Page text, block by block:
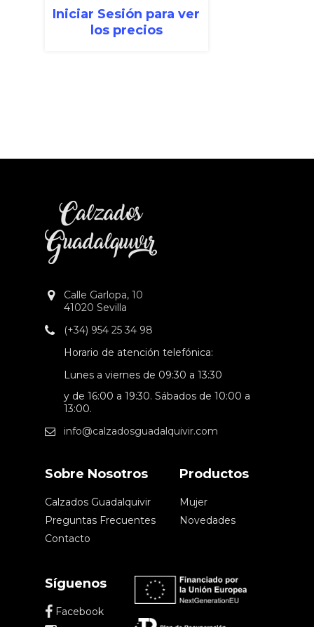
Iniciar Sesión para ver
los precios
Calle Garlopa, 10
41020 Sevilla
(+34) 954 25 34 98
Horario de atención telefónica:
Lunes a viernes de 09:30 a 13:30
y de 16:00 a 19:30. Sábados de 10:00 a
13:00.
info@calzadosguadalquivir.com
Sobre Nosotros
Calzados Guadalquivir
Preguntas Frecuentes
Contacto
Productos
Mujer
Novedades
Síguenos
Facebook